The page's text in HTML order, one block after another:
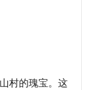
必游之地。
村的瑰宝。这